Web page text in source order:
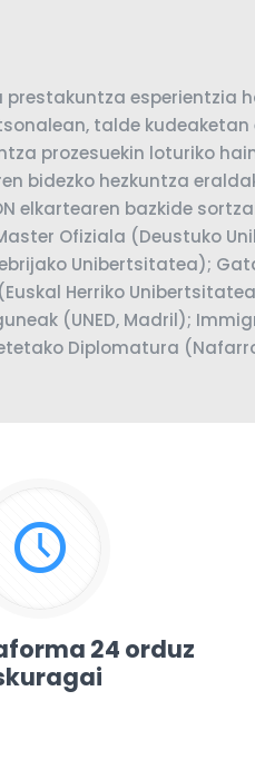
esperientzia
talde
prozesuekin loturiko
bidezko hezkuntza
elkartearen bazkide
Ofiziala (Deustuko
Unibertsitatea);
Herriko
(UNED, Madril);
Diplomatura
24 orduz